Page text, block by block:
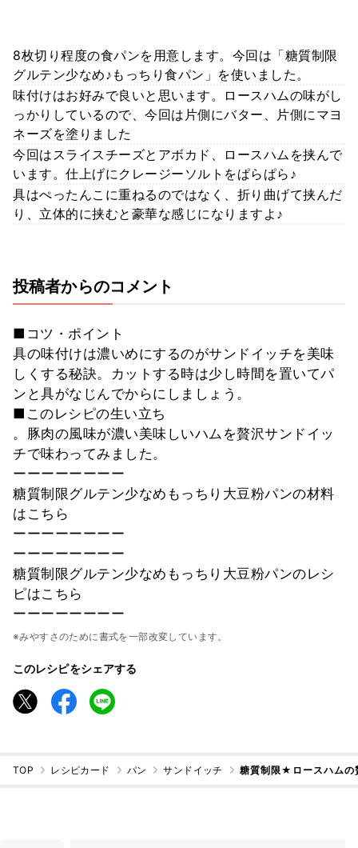
8枚切り程度の食パンを用意します。今回は「糖質制限
グルテン少なめ♪もっちり食パン」を使いました。
味付けはお好みで良いと思います。ロースハムの味がし
っかりしているので、今回は片側にバター、片側にマヨ
ネーズを塗りました
今回はスライスチーズとアボカド、ロースハムを挟んで
います。仕上げにクレージーソルトをぱらぱら♪
具はぺったんこに重ねるのではなく、折り曲げて挟んだ
り、立体的に挟むと豪華な感じになりますよ♪
投稿者からのコメント
■コツ・ポイント
具の味付けは濃いめにするのがサンドイッチを美味
しくする秘訣。カットする時は少し時間を置いてパ
ンと具がなじんでからにしましょう。
■このレシピの生い立ち
。豚肉の風味が濃い美味しいハムを贅沢サンドイッ
チで味わってみました。
ーーーーーーーー
糖質制限グルテン少なめもっちり大豆粉パンの材料
はこちら
ーーーーーーーー
ーーーーーーーー
糖質制限グルテン少なめもっちり大豆粉パンのレシ
ピはこちら
ーーーーーーーー
※みやすさのために書式を一部改変しています。
このレシピをシェアする
TOP レシピカード パン サンドイッチ 糖質制限★ロースハムの